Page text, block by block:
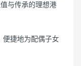
与传承的理想港
便捷地为配偶子女